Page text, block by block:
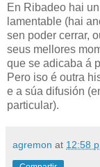
En Ribadeo hai
lamentable (hai
sen poder cerrar,
seus mellores
que se adicaba á
Pero iso é outra
e a súa difusión
particular).
agremon at 12:58